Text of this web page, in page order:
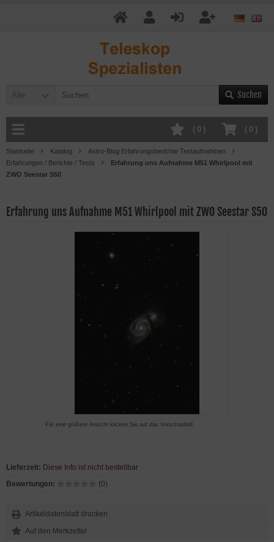
Alle Suchen
( 0 )
( 0 )
Startseite Katalog
Astro-Blog Erfahrungsberichte Testaufnahmen
Erfahrungen / Berichte / Tests
Erfahrung uns Aufnahme M51 Whirlpool mit
ZWO Seestar S50
Erfahrung uns Aufnahme M51 Whirlpool mit ZWO Seestar S50
Für eine größere Ansicht klicken Sie auf das Vorschaubild
Lieferzeit: Diese Info ist nicht bestellbar
Bewertungen:
(0)
Artikeldatenblatt drucken